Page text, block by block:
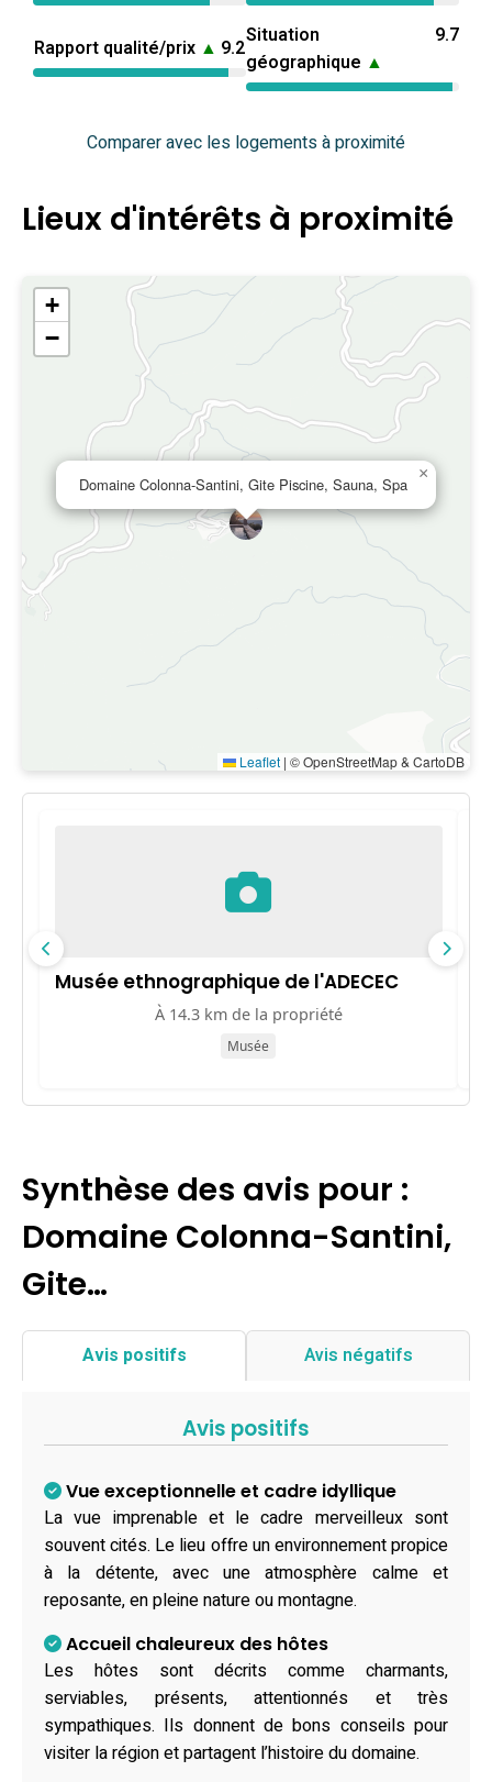
Rapport qualité/prix ▲ 9.2
Situation
géographique ▲
9.7
Comparer avec les logements à proximité
Lieux d'intérêts à proximité
Domaine Colonna-Santini, Gite Piscine, Sauna, Spa
×
+
−
Leaflet | © OpenStreetMap & CartoDB
Musée ethnographique de l'ADECEC
À 14.3 km de la propriété
Musée
Synthèse des avis pour :
Domaine Colonna-Santini,
Gite…
Avis positifs Avis négatifs
Avis positifs
Vue exceptionnelle et cadre idyllique
La vue imprenable et le cadre merveilleux sont
souvent cités. Le lieu offre un environnement propice
à la détente, avec une atmosphère calme et
reposante, en pleine nature ou montagne.
Accueil chaleureux des hôtes
Les hôtes sont décrits comme charmants,
serviables, présents, attentionnés et très
sympathiques. Ils donnent de bons conseils pour
visiter la région et partagent l’histoire du domaine.